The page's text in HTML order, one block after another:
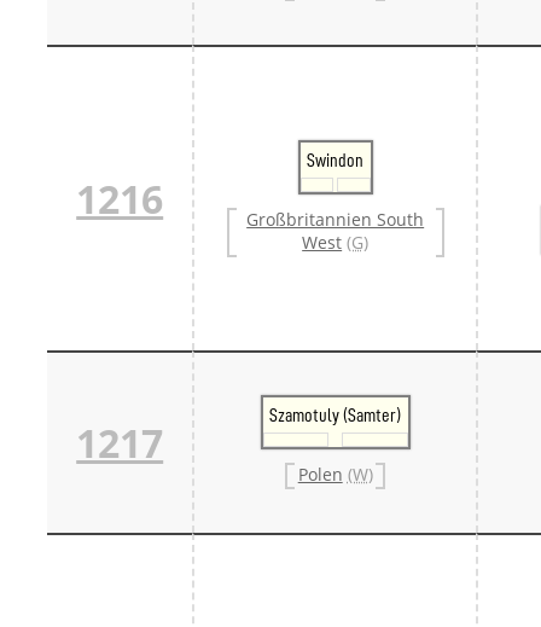
1216
Swindon
Großbritannien South
West (G)
1217
Szamotuly (Samter)
Polen (W)